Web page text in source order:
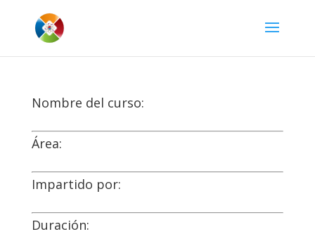
Nombre del curso:
Área:
Impartido por:
Duración: